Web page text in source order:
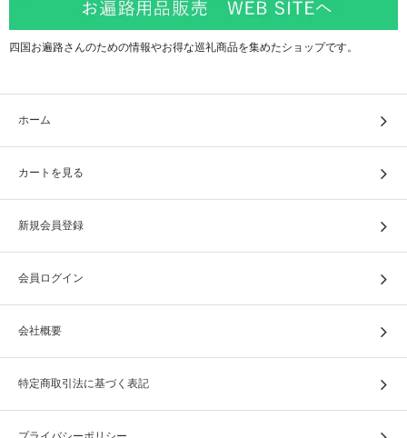
四国お遍路さんのための情報やお得な巡礼商品を集めたショップです。
ホーム
カートを見る
新規会員登録
会員ログイン
会社概要
特定商取引法に基づく表記